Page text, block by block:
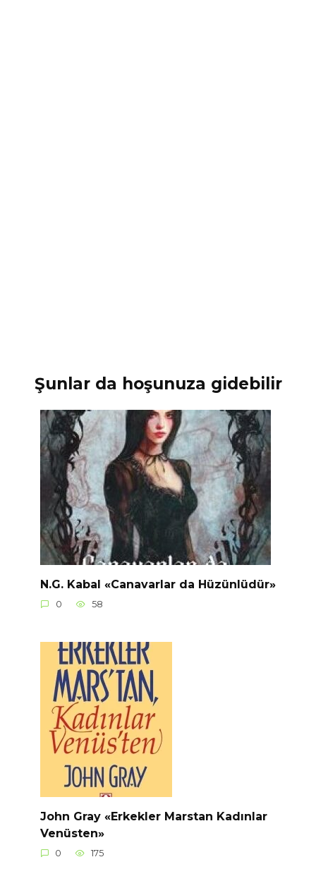
Şunlar da hoşunuza gidebilir
N.G. Kabal «Canavarlar da Hüzünlüdür»
0 58
John Gray «Erkekler Marstan Kadınlar
Venüsten»
0 175